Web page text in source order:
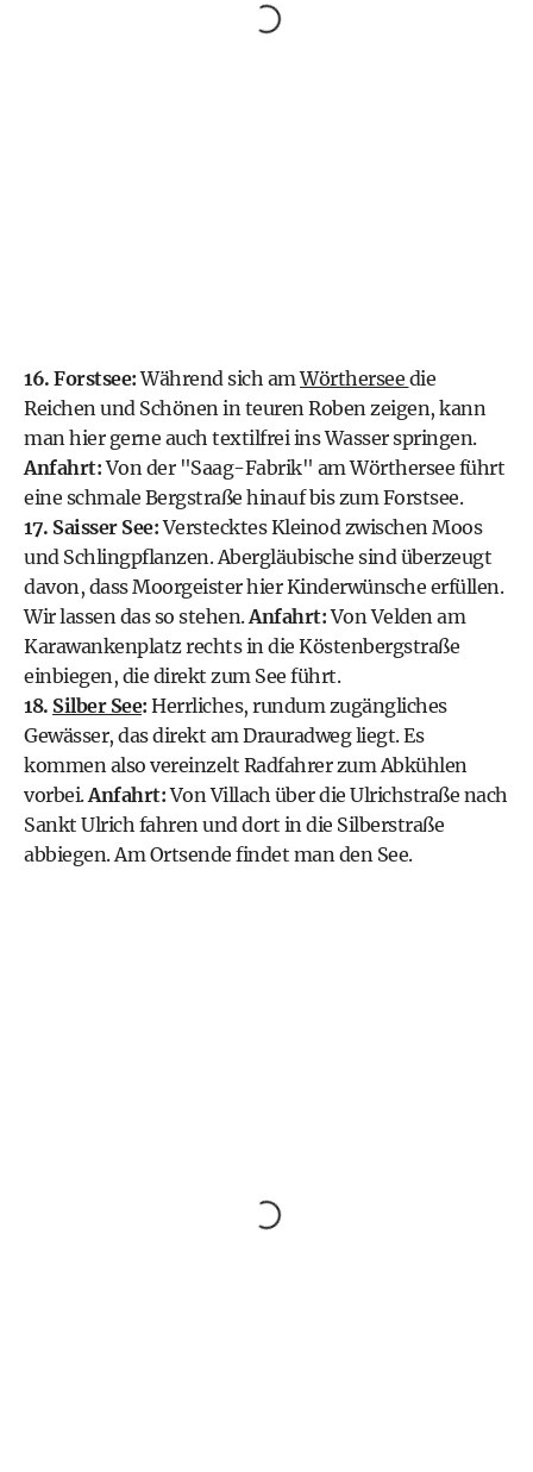
16. Forstsee:Während sich amWörthersee die
Reichen und Schönen in teuren Roben zeigen, kann
man hier gerne auch textilfrei ins Wasser springen.
Anfahrt:Von der "Saag-Fabrik" am Wörthersee führt
eine schmale Bergstraße hinauf bis zum Forstsee.
17. Saisser See:Verstecktes Kleinod zwischen Moos
und Schlingpflanzen. Abergläubische sind überzeugt
davon, dass Moorgeister hier Kinderwünsche erfüllen.
Wir lassen das so stehen.Anfahrt:Von Velden am
Karawankenplatz rechts in die Köstenbergstraße
einbiegen, die direkt zum See führt.
18. Silber See: Herrliches, rundum zugängliches
Gewässer, das direkt am Drauradweg liegt. Es
kommen also vereinzelt Radfahrer zum Abkühlen
vorbei.Anfahrt:Von Villach über die Ulrichstraße nach
Sankt Ulrich fahren und dort in die Silberstraße
abbiegen. Am Ortsende findet man den See.